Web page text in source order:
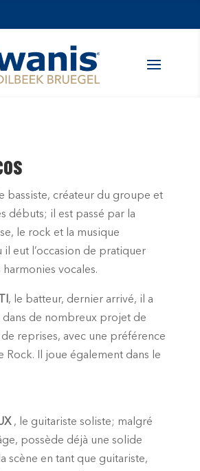
bassiste, créateur du groupe et
débuts; il est passé par la
le rock et la musique
il eut l’occasion de pratiquer
vocales.
, le batteur, dernier arrivé, il a
dans de nombreux projet de
reprises, avec une préférence
Rock. Il joue également dans le
, le guitariste soliste; malgré
possède déjà une solide
scène en tant que guitariste,